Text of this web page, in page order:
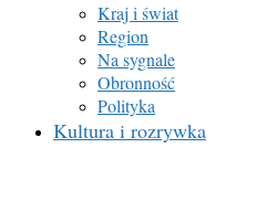
Kraj i świat
Region
Na sygnale
Obronność
Polityka
Kultura i rozrywka